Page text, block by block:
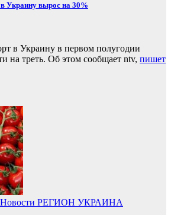
Украину вырос на 30%
в Украину в первом полугодии
на треть. Об этом сообщает ntv, пишет
Новости РЕГИОН УКРАИНА